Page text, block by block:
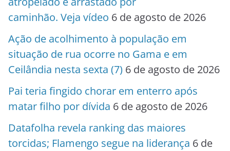
caminhão. Veja vídeo 6 de agosto de 2026
Ação de acolhimento à população em
situação de rua ocorre no Gama e em
Ceilândia nesta sexta (7) 6 de agosto de 2026
Pai teria fingido chorar em enterro após
matar filho por dívida 6 de agosto de 2026
Datafolha revela ranking das maiores
torcidas; Flamengo segue na liderança 6 de